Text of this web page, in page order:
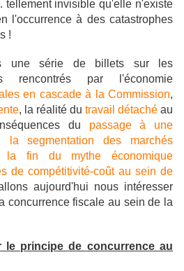
tellement invisible qu'elle n'existe
l'occurrence à des catastrophes
!
une série de billets sur les
rencontrés par l'économie
en cascade à la Commission,
, la réalité du travail détaché au
du passage à une
la segmentation des marchés
la fin du mythe économique
de compétitivité-coût au sein de
aujourd'hui nous intéresser
concurrence fiscale au sein de la
le principe de concurrence au